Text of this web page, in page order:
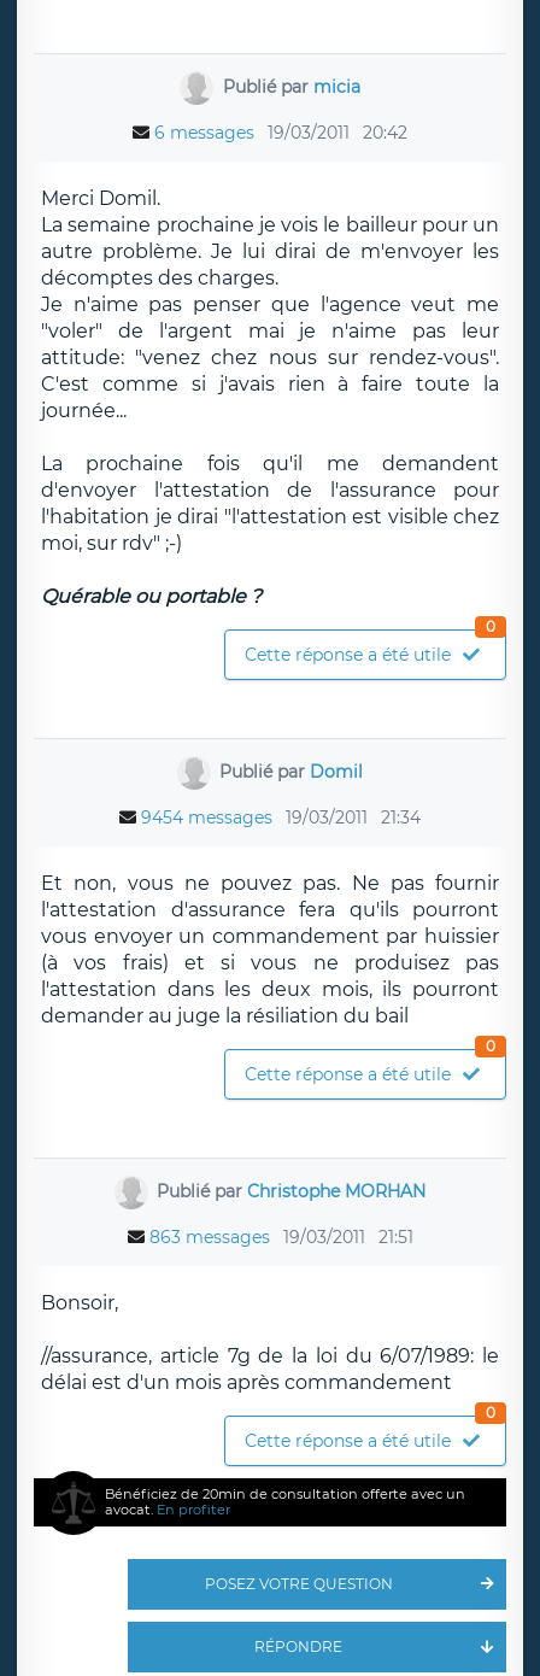
Publié par micia
6 messages 19/03/2011 20:42
Merci Domil.
La semaine prochaine je vois le bailleur pour un
autre problème. Je lui dirai de m'envoyer les
décomptes des charges.
Je n'aime pas penser que l'agence veut me
"voler" de l'argent mai je n'aime pas leur
attitude: "venez chez nous sur rendez-vous".
C'est comme si j'avais rien à faire toute la
journée...
La prochaine fois qu'il me demandent
d'envoyer l'attestation de l'assurance pour
l'habitation je dirai "l'attestation est visible chez
moi, sur rdv" ;-)
Quérable ou portable ?
Cette réponse a été utile
0
Publié par Domil
9454 messages 19/03/2011 21:34
Et non, vous ne pouvez pas. Ne pas fournir
l'attestation d'assurance fera qu'ils pourront
vous envoyer un commandement par huissier
(à vos frais) et si vous ne produisez pas
l'attestation dans les deux mois, ils pourront
demander au juge la résiliation du bail
Cette réponse a été utile
0
Publié parChristophe MORHAN
863 messages 19/03/2011 21:51
Bonsoir,
//assurance, article 7g de la loi du 6/07/1989: le
délai est d'un mois après commandement
Cette réponse a été utile
0
Bénéficiez de 20min de consultation offerte avec un
avocat. En profiter
POSEZ VOTRE QUESTION
RÉPONDRE